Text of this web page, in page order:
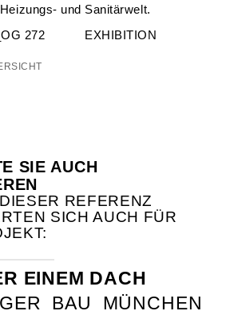
und Sanitärwelt.
272 EXHIBITION
SIE AUCH
REFERENZ
SICH AUCH FÜR
EINEM DACH